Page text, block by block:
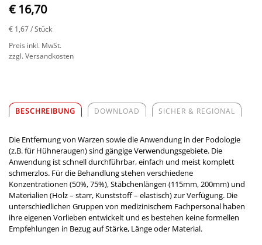
€ 16,70
€ 1,67/ Stück
Preis inkl. MwSt.
zzgl. Versandkosten
BESCHREIBUNG DOWNLOAD SICHER & REGIONAL
Die Entfernung von Warzen sowie die Anwendung in der Podologie
(z.B. für Hühneraugen) sind gängige Verwendungsgebiete. Die
Anwendung ist schnell durchführbar, einfach und meist komplett
schmerzlos. Für die Behandlung stehen verschiedene
Konzentrationen (50%, 75%), Stäbchenlängen (115mm, 200mm) und
Materialien (Holz – starr, Kunststoff – elastisch) zur Verfügung. Die
unterschiedlichen Gruppen von medizinischem Fachpersonal haben
ihre eigenen Vorlieben entwickelt und es bestehen keine formellen
Empfehlungen in Bezug auf Stärke, Länge oder Material.